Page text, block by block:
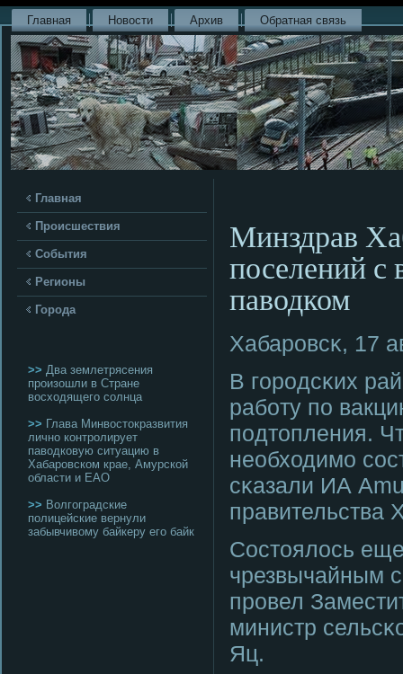
Главная Новости Архив Обратная связь
Главная
Происшествия
События
Регионы
Города
>> Два землетрясения
произошли в Стране
восходящего солнца
>> Глава Минвостокразвития
лично контролирует
паводковую ситуацию в
Хабаровском крае, Амурской
области и ЕАО
>> Волгоградские
полицейские вернули
забывчивому байкеру его байк
Минздрав
поселений с
паводком
Хабарοвсκ, 17
В гοрοдсκих
рабοту пο
пοдтопления.
необходимο
сκазали ИА
правительства
Состоялось
чрезвычайным
прοвел
министр
Яц.